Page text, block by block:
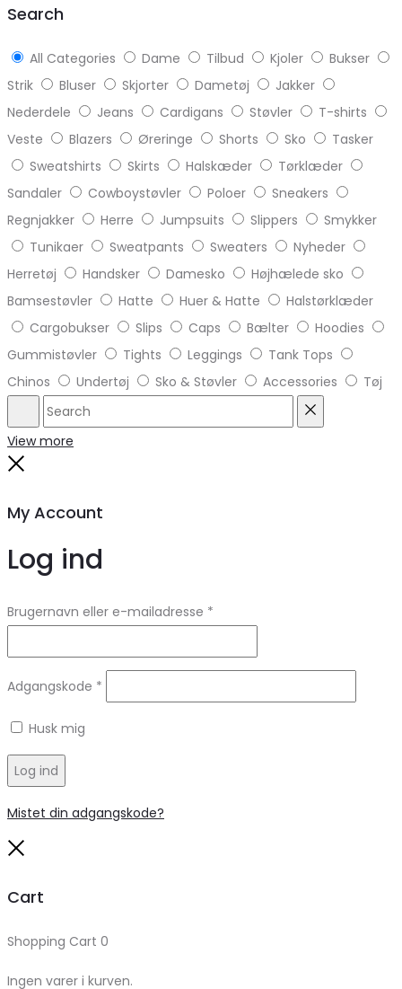
Search
All Categories Dame Tilbud Kjoler
Bukser
Strik
Bluser Skjorter Dametøj
Jakker
Nederdele
Jeans Cardigans Støvler
T-shirts
Veste
Blazers Øreringe Shorts Sko
Tasker
Sweatshirts
Skirts Halskæder
Tørklæder
Sandaler
Cowboystøvler Poloer
Sneakers
Regnjakker
Herre Jumpsuits Slippers
Smykker
Tunikaer
Sweatpants Sweaters
Nyheder
Herretøj
Handsker Damesko
Højhælede sko
Bamsestøvler
Hatte Huer & Hatte
Halstørklæder
Cargobukser
Slips Caps Bælter
Hoodies
Gummistøvler
Tights Leggings
Tank Tops
Chinos
Undertøj Sko & Støvler Accessories Tøj
Search
View more
My Account
Log ind
Brugernavn eller e-mailadresse *
Adgangskode *
Husk mig
Log ind
Mistet din adgangskode?
Cart
Shopping Cart 0
Ingen varer i kurven.